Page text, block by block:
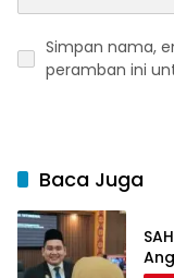
Simpan nama,
peramban ini
Baca Juga